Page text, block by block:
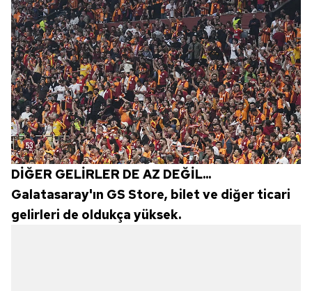
DİĞER GELİRLER DE AZ DEĞİL...
Galatasaray'ın GS Store, bilet ve diğer ticari
gelirleri de oldukça yüksek.